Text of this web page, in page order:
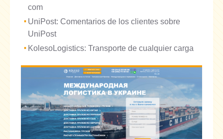
com
UniPost: Comentarios de los clientes sobre
UniPost
KolesoLogistics: Transporte de cualquier carga